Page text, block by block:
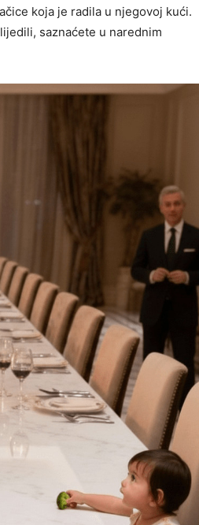
koja je radila u njegovoj kući.
saznaćete u narednim